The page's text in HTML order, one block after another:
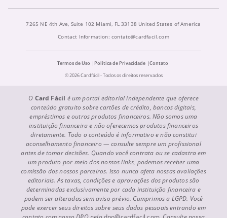
7265 NE 4th Ave, Suite 102 Miami, FL 33138 United States of America
Contact Information: contato@cardfacil.com
Termos de Uso Política de Privacidade
Contato
© 2026 Cardfácil - Todos os direitos reservados
O Card Fácil é um portal editorial independente que oferece
conteúdo gratuito sobre cartões de crédito, bancos digitais,
empréstimos e outros produtos financeiros. Não somos uma
instituição financeira e não oferecemos produtos financeiros
diretamente. Todo o conteúdo é informativo e não constitui
aconselhamento financeiro — consulte sempre um profissional
antes de tomar decisões. Quando você contrata ou se cadastra em
um produto por meio dos nossos links, podemos receber uma
comissão dos nossos parceiros. Isso nunca afeta nossas avaliações
editoriais. As taxas, condições e aprovações dos produtos são
determinadas exclusivamente por cada instituição financeira e
podem ser alteradas sem aviso prévio. Cumprimos a LGPD. Você
pode exercer seus direitos sobre seus dados pessoais entrando em